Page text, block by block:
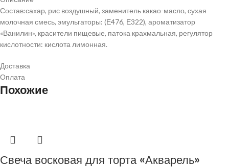
Состав:сахар, рис воздушный, заменитель какао-масло, сухая
молочная смесь, эмульгаторы: (Е476, Е322), ароматизатор
«Ванилин», красители пищевые, патока крахмальная, регулятор
кислотности: кислота лимонная.
Доставка
Оплата
Похожие
Свеча восковая для торта «Акварель»